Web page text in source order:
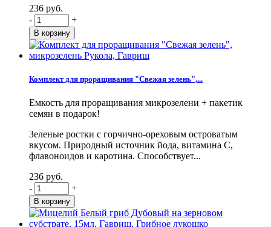
236 руб.
-
+
Комплект для проращивания "Свежая зелень",...
Емкость для проращивания микрозелени + пакетик
семян в подарок!
Зеленые ростки с горчично-ореховым островатым
вкусом. Природный источник йода, витамина С,
флавоноидов и каротина. Способствует...
236 руб.
-
+